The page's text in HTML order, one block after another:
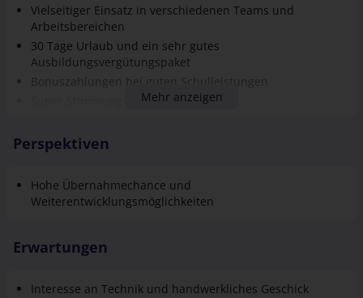
Vielseitiger Einsatz in verschiedenen Teams und
Arbeitsbereichen
30 Tage Urlaub und ein sehr gutes
Ausbildungsvergütungspaket
Bonuszahlungen bei guten Schulleistungen
Super Stimmung und ein tolles Team
Feedbackgespräche
Mehr anzeigen
Perspektiven
Hohe Übernahmechance und
Weiterentwicklungsmöglichkeiten
Erwartungen
Interesse an Technik und handwerkliches Geschick